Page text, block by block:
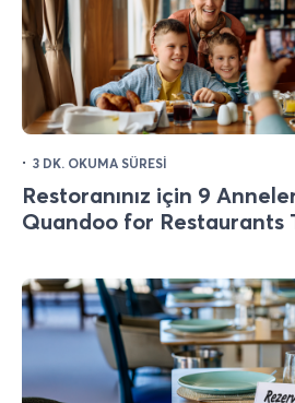
· 3 DK. OKUMA SÜRESI
Restoranınız için 9
Quandoo for Restaurants